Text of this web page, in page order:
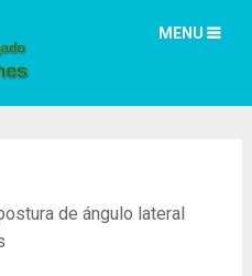
MENU
de ángulo lateral